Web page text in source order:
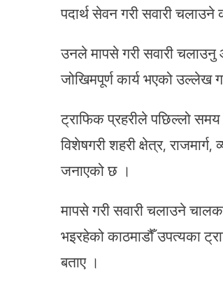
पदार्थ सेवन गरी सवारी
उनले मापसे गरी सवारी चलाउनु
जोखिमपूर्ण कार्य भएको उल्लेख
ट्राफिक प्रहरीले पछिल्लो
विशेषगरी शहरी क्षेत्र,
जनाएको छ ।
मापसे गरी सवारी चलाउने
भइरहेको काठमाडौँ उपत्यका
बताए ।